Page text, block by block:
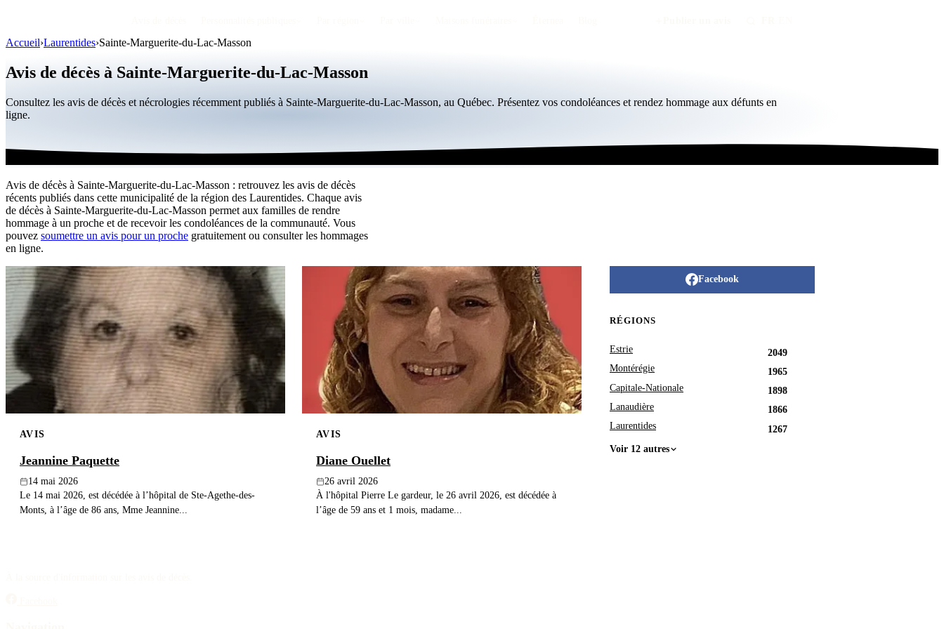
Accueil›Laurentides›Sainte-Marguerite-du-Lac-Masson
Avis de décès à Sainte-Marguerite-du-Lac-Masson
Consultez les avis de décès et nécrologies récemment publiés à Sainte-Marguerite-du-Lac-Masson, au Québec. Présentez vos condoléances et rendez hommage aux défunts en
ligne.
Avis de décès à Sainte-Marguerite-du-Lac-Masson : retrouvez les avis de décès
récents publiés dans cette municipalité de la région des Laurentides. Chaque avis
de décès à Sainte-Marguerite-du-Lac-Masson permet aux familles de rendre
hommage à un proche et de recevoir les condoléances de la communauté. Vous
pouvez soumettre un avis pour un proche gratuitement ou consulter les hommages
en ligne.
AVIS
Jeannine Paquette
14 mai 2026
Le 14 mai 2026, est décédée à l’hôpital de Ste-Agethe-des-
Monts, à l’âge de 86 ans, Mme Jeannine...
AVIS
Diane Ouellet
26 avril 2026
À l'hôpital Pierre Le gardeur, le 26 avril 2026, est décédée à
l’âge de 59 ans et 1 mois, madame...
Facebook
RÉGIONS
Estrie
2049
Montérégie
1965
Capitale-Nationale
1898
Lanaudière
1866
Laurentides
1267
Voir 12 autres